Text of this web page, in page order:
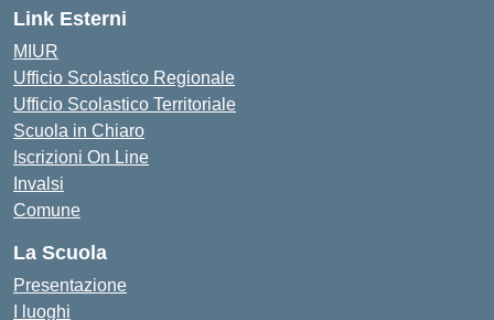
Link Esterni
MIUR
Ufficio Scolastico Regionale
Ufficio Scolastico Territoriale
Scuola in Chiaro
Iscrizioni On Line
Invalsi
Comune
La Scuola
Presentazione
I luoghi